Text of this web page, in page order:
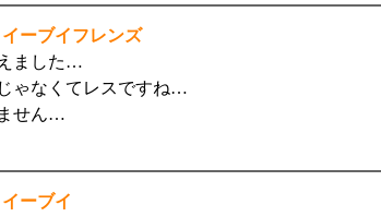
イーブイフレンズ
ました…
ゃなくてレスですね…
せん…
イーブイ